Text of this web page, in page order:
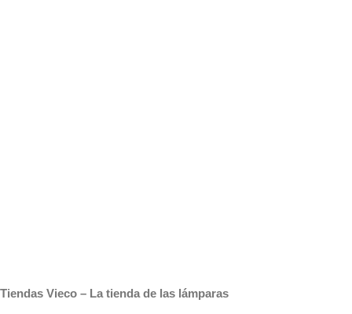
Tiendas Vieco – La tienda de las lámparas